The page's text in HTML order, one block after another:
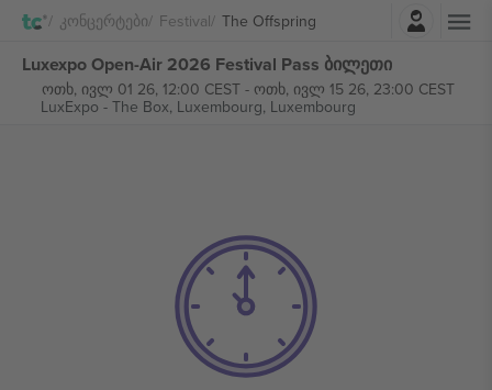
Კონცერტები Festival The Offspring
შესვლა
Luxexpo Open-Air 2026 Festival Pass ბილეთი
ოთხ, ივლ 01 26, 12:00 CEST- ოთხ, ივლ 15 26, 23:00 CEST
LuxExpo - The Box, Luxembourg, Luxembourg